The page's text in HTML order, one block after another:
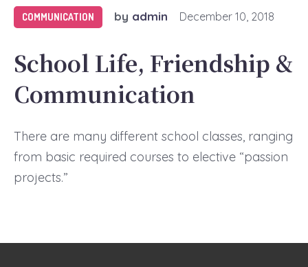
COMMUNICATION by admin December 10, 2018
School Life, Friendship &
Communication
There are many different school classes, ranging
from basic required courses to elective “passion
projects.”